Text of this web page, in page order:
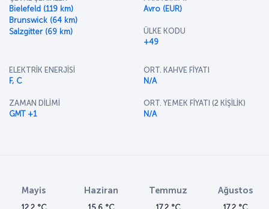
Bielefeld (119 km)
Brunswick (64 km)
Salzgitter (69 km)
Avro (EUR)
ÜLKE KODU
+49
ELEKTRİK ENERJİSİ
F, C
ZAMAN DİLİMİ
GMT +1
ORT. KAHVE FİYATI
N/A
ORT. YEMEK FİYATI (2 KİŞİLİK)
N/A
Mayis
12.2 °C
Haziran
15.6 °C
Temmuz
17.2 °C
Ağustos
17.2 °C